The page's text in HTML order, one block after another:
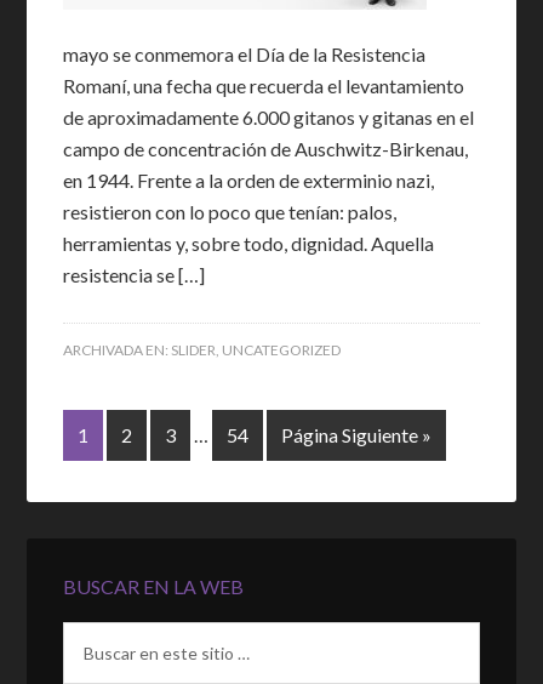
mayo se conmemora el Día de la Resistencia
Romaní, una fecha que recuerda el levantamiento
de aproximadamente 6.000 gitanos y gitanas en el
campo de concentración de Auschwitz-Birkenau,
en 1944. Frente a la orden de exterminio nazi,
resistieron con lo poco que tenían: palos,
herramientas y, sobre todo, dignidad. Aquella
resistencia se […]
ARCHIVADA EN: SLIDER, UNCATEGORIZED
1 2 3 … 54 Página Siguiente »
BUSCAR EN LA WEB